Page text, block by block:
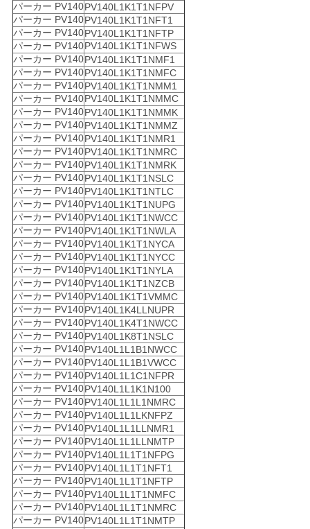
パーカー PV140PV140L1K1T1NFPV
パーカー PV140PV140L1K1T1NFT1
パーカー PV140PV140L1K1T1NFTP
パーカー PV140PV140L1K1T1NFWS
パーカー PV140PV140L1K1T1NMF1
パーカー PV140PV140L1K1T1NMFC
パーカー PV140PV140L1K1T1NMM1
パーカー PV140PV140L1K1T1NMMC
パーカー PV140PV140L1K1T1NMMK
パーカー PV140PV140L1K1T1NMMZ
パーカー PV140PV140L1K1T1NMR1
パーカー PV140PV140L1K1T1NMRC
パーカー PV140PV140L1K1T1NMRK
パーカー PV140PV140L1K1T1NSLC
パーカー PV140PV140L1K1T1NTLC
パーカー PV140PV140L1K1T1NUPG
パーカー PV140PV140L1K1T1NWCC
パーカー PV140PV140L1K1T1NWLA
パーカー PV140PV140L1K1T1NYCA
パーカー PV140PV140L1K1T1NYCC
パーカー PV140PV140L1K1T1NYLA
パーカー PV140PV140L1K1T1NZCB
パーカー PV140PV140L1K1T1VMMC
パーカー PV140PV140L1K4LLNUPR
パーカー PV140PV140L1K4T1NWCC
パーカー PV140PV140L1K8T1NSLC
パーカー PV140PV140L1L1B1NWCC
パーカー PV140PV140L1L1B1VWCC
パーカー PV140PV140L1L1C1NFPR
パーカー PV140PV140L1L1K1N100
パーカー PV140PV140L1L1L1NMRC
パーカー PV140PV140L1L1LKNFPZ
パーカー PV140PV140L1L1LLNMR1
パーカー PV140PV140L1L1LLNMTP
パーカー PV140PV140L1L1T1NFPG
パーカー PV140PV140L1L1T1NFT1
パーカー PV140PV140L1L1T1NFTP
パーカー PV140PV140L1L1T1NMFC
パーカー PV140PV140L1L1T1NMRC
パーカー PV140PV140L1L1T1NMTP